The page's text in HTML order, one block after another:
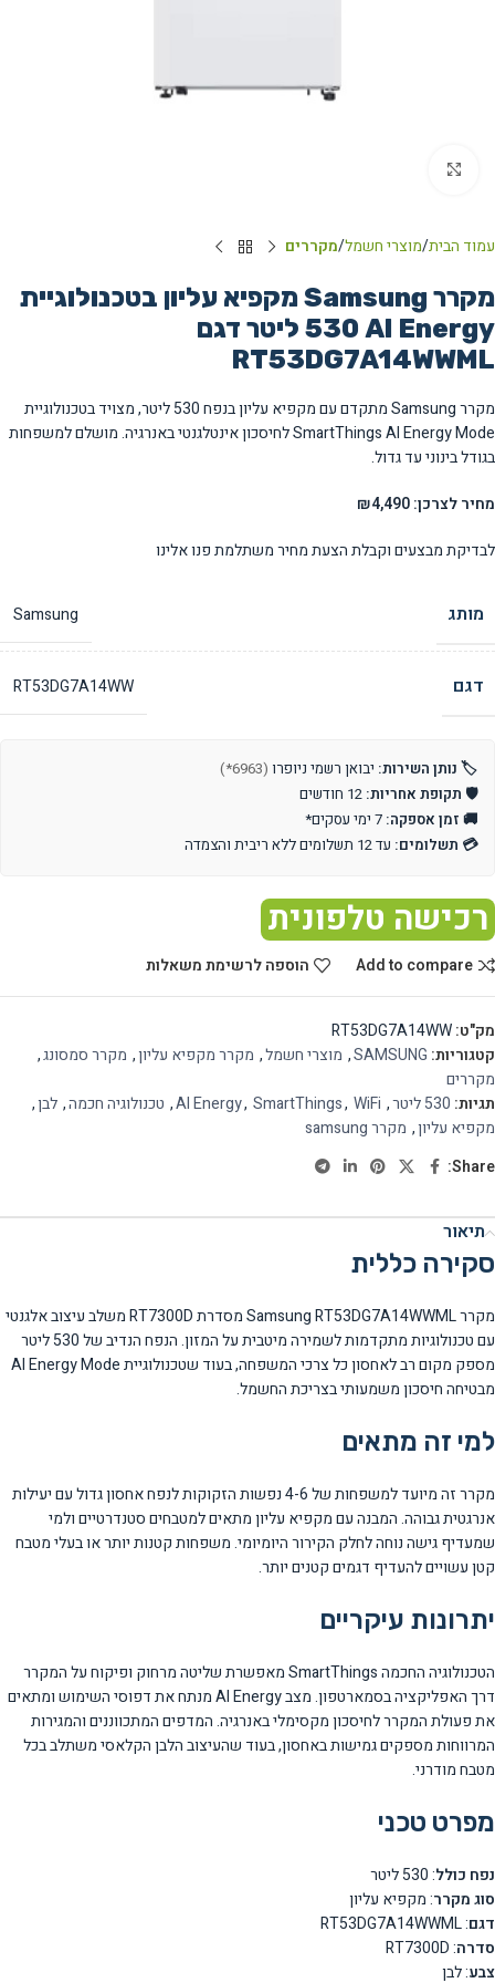
עמוד הבית מוצרי חשמל מקררים
מקרר Samsung מקפיא עליון בטכנולוגיית
AI Energy ‏530 ‏ליטר דגם
RT53DG7A14WWML
מקרר Samsung מתקדם עם מקפיא עליון בנפח 530 ליטר, מצויד בטכנולוגיית
SmartThings AI Energy Mode לחיסכון אינטלגנטי באנרגיה. מושלם למשפחות
בגודל בינוני עד גדול.
מחיר לצרכן: ₪4,490
לבדיקת מבצעים וקבלת הצעת מחיר משתלמת פנו אלינו
מותג Samsung
דגם RT53DG7A14WW
🏷️ נותן השירות: יבואן רשמי ניופרו (6963*)
🛡️ תקופת אחריות:
🚚 זמן אספקה:
💳 תשלומים: עד 12 תשלומים ללא ריבית והצמדה
רכישה טלפונית
Add to compare הוספה לרשימת משאלות
מק"ט:RT53DG7A14WW
קטגוריות: SAMSUNG
, מוצרי חשמל, מקרר מקפיא עליון, מקרר סמסונג,
מקררים
תגיות: 530 ליטר ,
AI Energy, SmartThings, WiFi
, טכנולוגיה חכמה, לבן,
מקפיא עליון, מקרר samsung
Share:
תיאור
סקירה כללית
מקרר Samsung RT53DG7A14WWML מסדרת RT7300D משלב עיצוב אלגנטי
עם טכנולוגיות מתקדמות לשמירה מיטבית על המזון. הנפח הנדיב של 530 ליטר
מספק מקום רב לאחסון כל צרכי המשפחה, בעוד שטכנולוגיית AI Energy Mode
מבטיחה חיסכון משמעותי בצריכת החשמל.
למי זה מתאים
מקרר זה מיועד למשפחות של 4-6 נפשות הזקוקות לנפח אחסון גדול עם יעילות
אנרגטית גבוהה. המבנה עם מקפיא עליון מתאים למטבחים סטנדרטיים ולמי
שמעדיף גישה נוחה לחלק הקירור היומיומי. משפחות קטנות יותר או בעלי מטבח
קטן עשויים להעדיף דגמים קטנים יותר.
יתרונות עיקריים
הטכנולוגיה החכמה SmartThings מאפשרת שליטה מרחוק ופיקוח על המקרר
דרך האפליקציה בסמארטפון. מצב AI Energy מנתח את דפוסי השימוש ומתאים
את פעולת המקרר לחיסכון מקסימלי באנרגיה. המדפים המתכווננים והמגירות
המרווחות מספקים גמישות באחסון, בעוד שהעיצוב הלבן הקלאסי משתלב בכל
מטבח מודרני.
מפרט טכני
נפח כולל: 530 ליטר
סוג מקרר: מקפיא עליון
דגם: RT53DG7A14WWML
סדרה: RT7300D
צבע: לבן